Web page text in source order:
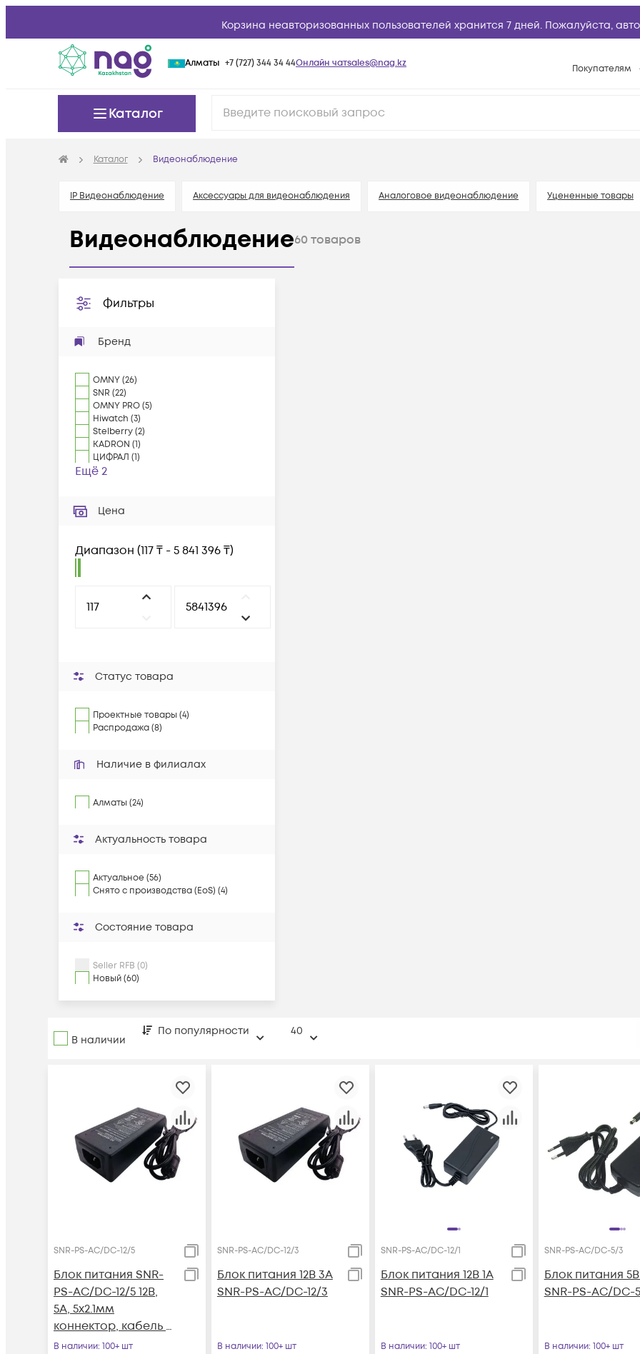
Корзина неавторизованных пользователей хранится 7 дней. Пожалуйста,
Алматы +7 (727) 344 34 44Онлайн чатsales@nag.kz Покупателям
Вопросы и
Каталог
Каталог Видеонаблюдение
IP Видеонаблюдение Аксессуары для видеонаблюдения Аналоговое видеонаблюдение Уцененные товары
Видеонаблюдение60 товаров
Фильтры
Бренд
OMNY(26)
SNR (22)
OMNY PRO(5)
Hiwatch (3)
Stelberry(2)
KADRON (1)
ЦИФРАЛ (1)
Ещё 2
Цена
Диапазон (117 ₸ - 5 841 396 ₸)
Статус товара
Проектные товары (4)
Распродажа (8)
Наличие в филиалах
Алматы (24)
Актуальность товара
Актуальное (56)
Снято с производства (EoS) (4)
Состояние товара
Seller RFB (0)
Новый (60)
В наличии
По популярности 40
SNR-PS-AC/DC-12/5
Блок питания SNR-
PS-AC/DC-12/5 12В,
5А, 5x2.1мм
коннектор, кабель с
вилкой для подкл. к
В наличии: 100+ шт
SNR-PS-AC/DC-12/3
Блок питания 12В 3А
SNR-PS-AC/DC-12/3
В наличии: 100+ шт
SNR-PS-AC/DC-12/1
Блок питания 12В 1А
SNR-PS-AC/DC-12/1
В наличии: 100+ шт
SNR-PS-AC/DC-5/3
Блок питания
SNR-PS-AC/DC-
В наличии: 100+ шт